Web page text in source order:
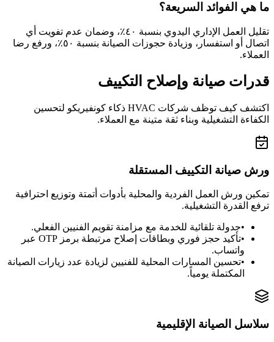
ما هي الفوائد السريعة؟
تقليل العمل الإداري اليدوي بنسبة ٤٠٪، وضمان عدم تفويت أي
اتصال أو استفسار، وزيادة حجوزات الصيانة بنسبة ٥٠٪، ورفع رضا
العملاء.
قدرات صيانة وإصلاح التكييف
اكتشف كيف توظف شركات HVAC ذكاء كونفيريكو لتحسين
الكفاءة التشغيلية وبناء ثقة متينة مع العملاء.
ورش صيانة التكييف المستقلة
تمكين ورش العمل الفردية والمحلية بأدوات أتمتة وتوزيع احترافية
ترفع القدرة التشغيلية.
•جدولة تلقائية للخدمة مع مزامنة تقويم الفنيين الفعلي.
•
تأكيد حجز فوري وبطاقات إصلاح مرتبطة برمز OTP عبر
واتساب.
•تحسين المسارات المحلية للفنيين لزيادة عدد زيارات الصيانة
المكتملة يومياً.
سلاسل الصيانة الإقليمية